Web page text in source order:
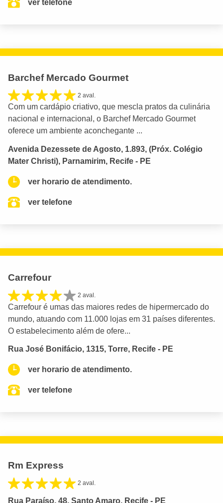
ver telefone
Barchef Mercado Gourmet
2 aval.
Com um cardápio criativo, que mescla pratos da culinária
nacional e internacional, o Barchef Mercado Gourmet
oferece um ambiente aconchegante ...
Avenida Dezessete de Agosto, 1.893, (Próx. Colégio
Mater Christi), Parnamirim, Recife - PE
ver horario de atendimento.
ver telefone
Carrefour
2 aval.
Carrefour é umas das maiores redes de hipermercado do
mundo, atuando com 11.000 lojas em 31 países diferentes.
O estabelecimento além de ofere...
Rua José Bonifácio, 1315, Torre, Recife - PE
ver horario de atendimento.
ver telefone
Rm Express
2 aval.
Rua Paraíso, 48, Santo Amaro, Recife - PE